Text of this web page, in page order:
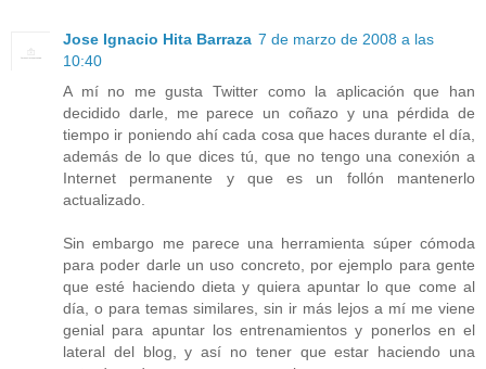
Jose Ignacio Hita Barraza 7 de marzo de 2008 a las
10:40
A mí no me gusta Twitter como la aplicación que han
decidido darle, me parece un coñazo y una pérdida de
tiempo ir poniendo ahí cada cosa que haces durante el día,
además de lo que dices tú, que no tengo una conexión a
Internet permanente y que es un follón mantenerlo
actualizado.
Sin embargo me parece una herramienta súper cómoda
para poder darle un uso concreto, por ejemplo para gente
que esté haciendo dieta y quiera apuntar lo que come al
día, o para temas similares, sin ir más lejos a mí me viene
genial para apuntar los entrenamientos y ponerlos en el
lateral del blog, y así no tener que estar haciendo una